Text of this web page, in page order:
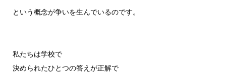
という概念が争いを生んでいるのです。
私たちは学校で
決められたひとつの答えが正解で